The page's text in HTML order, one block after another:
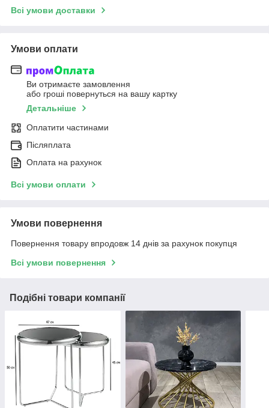
Всі умови доставки
Умови оплати
Ви отримаєте замовлення
або гроші повернуться на вашу картку
Детальніше
Оплатити частинами
Післяплата
Оплата на рахунок
Всі умови оплати
Умови повернення
Повернення товару впродовж 14 днів за рахунок покупця
Всі умови повернення
Подібні товари компанії